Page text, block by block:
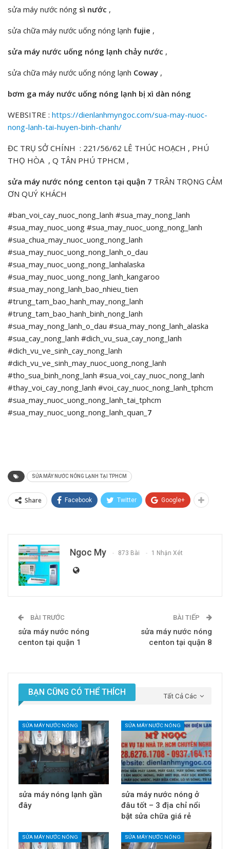
sửa máy nước nóng sì nước ,
sửa chữa máy nước uống nóng lạnh fujie ,
sửa máy nước uống nóng lạnh chảy nước ,
sửa chữa máy nước uống nóng lạnh Coway ,
bơm ga máy nước uống nóng lạnh bị xì dàn nóng
WEBSITRE : https://dienlanhmyngoc.com/sua-may-nuoc-
nong-lanh-tai-huyen-binh-chanh/
ĐC TRỤ SỞ CHÍNH : 221/56/62 LÊ THÚC HOẠCH , PHÚ
THỌ HÒA , Q TÂN PHÚ TPHCM ,
sửa máy nước nóng centon tại quận 7 TRÂN TRỌNG CẢM
ƠN QUÝ KHÁCH
#ban_voi_cay_nuoc_nong_lanh #sua_may_nong_lanh
#sua_may_nuoc_uong #sua_may_nuoc_uong_nong_lanh
#sua_chua_may_nuoc_uong_nong_lanh
#sua_may_nuoc_uong_nong_lanh_o_dau
#sua_may_nuoc_uong_nong_lanhalaska
#sua_may_nuoc_uong_nong_lanh_kangaroo
#sua_may_nong_lanh_bao_nhieu_tien
#trung_tam_bao_hanh_may_nong_lanh
#trung_tam_bao_hanh_binh_nong_lanh
#sua_may_nong_lanh_o_dau #sua_may_nong_lanh_alaska
#sua_cay_nong_lanh #dich_vu_sua_cay_nong_lanh
#dich_vu_ve_sinh_cay_nong_lanh
#dich_vu_ve_sinh_may_nuoc_uong_nong_lanh
#tho_sua_binh_nong_lanh #sua_voi_cay_nuoc_nong_lanh
#thay_voi_cay_nong_lanh #voi_cay_nuoc_nong_lanh_tphcm
#sua_may_nuoc_uong_nong_lanh_tai_tphcm
#sua_may_nuoc_uong_nong_lanh_quan_ 7
SỬA MÁY NƯỚC NÓNG LẠNH TẠI TPHCM
Share Facebook Twitter Google+
Ngoc My 873 Bài 1 Nhận Xét
BÀI TRƯỚC
sửa máy nước nóng
centon tại quận 1
BÀI TIẾP
sửa máy nước nóng
centon tại quận 8
Tất Cả Các
BẠN CŨNG CÓ THỂ THÍCH
SỬA MÁY NƯỚC NÓNG
sửa máy nóng lạnh gần
đây
SỬA MÁY NƯỚC NÓNG
sửa máy nước nóng ở
đâu tốt – 3 địa chỉ nổi
bật sửa chữa giá rẻ
SỬA MÁY NƯỚC NÓNG SỬA MÁY NƯỚC NÓNG